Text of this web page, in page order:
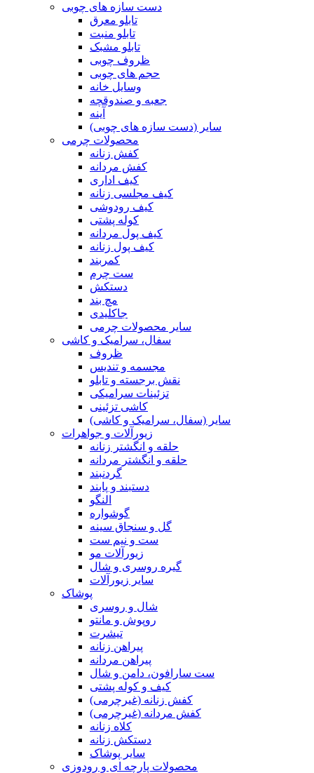
دست سازه های چوبی
تابلو معرق
تابلو منبت
تابلو مشبک
ظروف چوبی
حجم های چوبی
وسایل خانه
جعبه و صندوقچه
آینه
سایر (دست سازه های چوبی)
محصولات چرمی
کفش زنانه
کفش مردانه
کیف اداری
کیف مجلسی زنانه
کیف رودوشی
کوله پشتی
کیف پول مردانه
کیف پول زنانه
کمربند
ست چرم
دستکش
مچ بند
جاکلیدی
سایر محصولات چرمی
سفال، سرامیک و کاشی
ظروف
مجسمه و تندیس
نقش برجسته و تابلو
تزئینات سرامیکی
کاشی تزئینی
سایر (سفال، سرامیک و کاشی)
زیورآلات و جواهرات
حلقه و انگشتر زنانه
حلقه و انگشتر مردانه
گردنبند
دستبند و پابند
النگو
گوشواره
گل و سنجاق سینه
ست و نیم ست
زیورآلات مو
گیره روسری و شال
سایر زیورآلات
پوشاک
شال و روسری
روپوش و مانتو
تیشرت
پیراهن زنانه
پیراهن مردانه
ست سارافون، دامن و شال
کیف و کوله پشتی
کفش زنانه (غیرچرمی)
کفش مردانه (غیرچرمی)
کلاه زنانه
دستکش زنانه
سایر پوشاک
محصولات پارچه ای و رودوزی